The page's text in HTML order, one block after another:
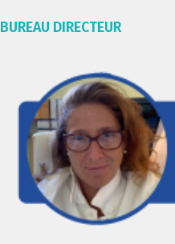
BUREAU DIRECTEUR